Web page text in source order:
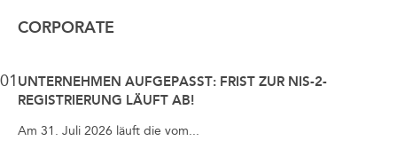
CORPORATE
01 UNTERNEHMEN AUFGEPASST: FRIST ZUR NIS-2-
REGISTRIERUNG LÄUFT AB!
Am 31. Juli 2026 läuft die vom...